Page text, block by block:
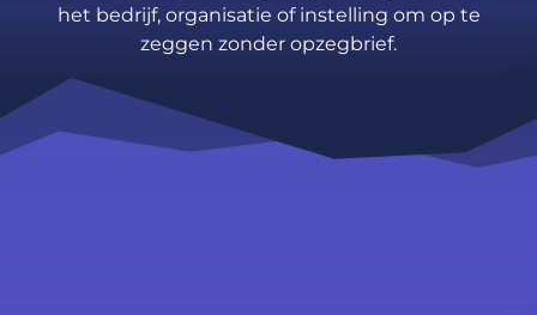
het bedrijf, organisatie of instelling om op te
zeggen zonder opzegbrief.